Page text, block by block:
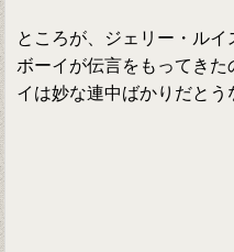
ところが、ジェリー・ル
ボーイが伝言をもってき
イは妙な連中ばかりだとう